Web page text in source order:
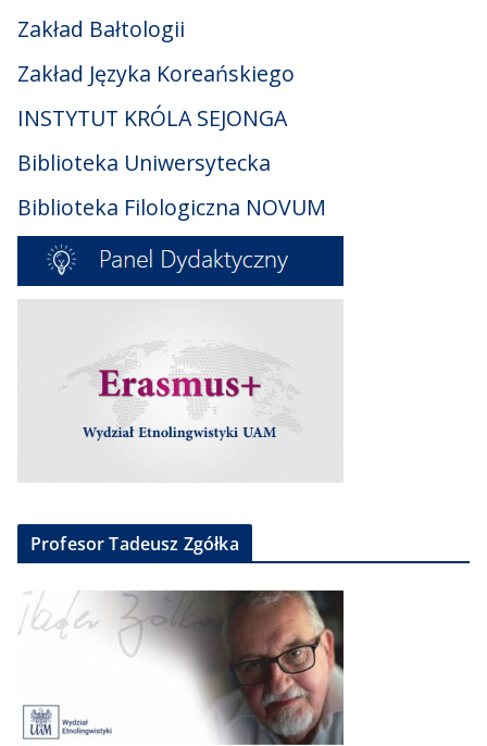
Zakład Bałtologii
Zakład Języka Koreańskiego
INSTYTUT KRÓLA SEJONGA
Biblioteka Uniwersytecka
Biblioteka Filologiczna NOVUM
Profesor Tadeusz Zgółka